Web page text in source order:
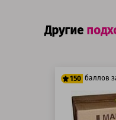
Другие
150 баллов
125 баллов